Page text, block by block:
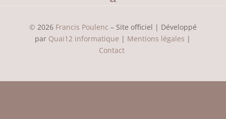
© 2026 Francis Poulenc – Site officiel | Développé
par Quai12 informatique | Mentions légales |
Contact